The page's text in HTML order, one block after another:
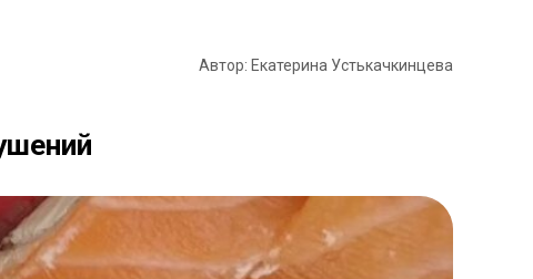
Автор: Екатерина Устькачкинцева